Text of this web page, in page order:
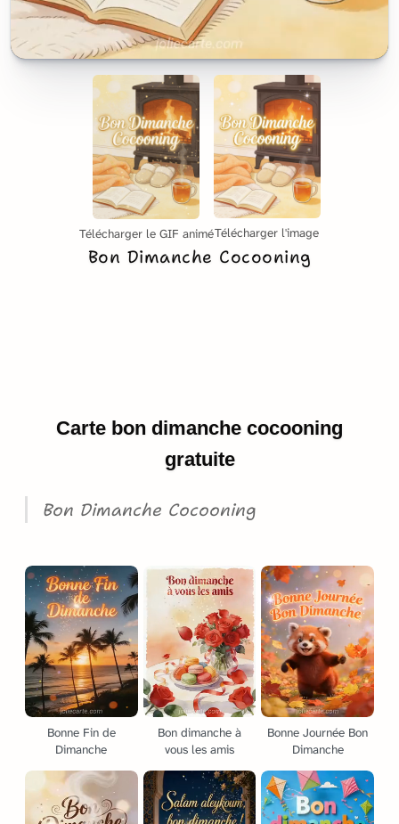
Télécharger le GIF animéTélécharger l'image
Bon Dimanche Cocooning
Carte bon dimanche cocooning
gratuite
Bon Dimanche Cocooning
Bonne Fin de
Dimanche
Bon dimanche à
vous les amis
Bonne Journée Bon
Dimanche